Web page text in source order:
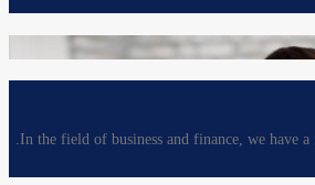
In the field of business and finance, we have